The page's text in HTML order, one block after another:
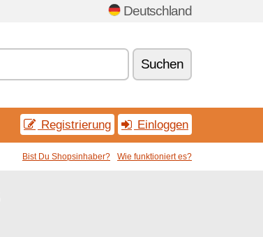
Deutschland
Suchen
Registrierung Einloggen
Bist Du Shopsinhaber? Wie funktioniert es?